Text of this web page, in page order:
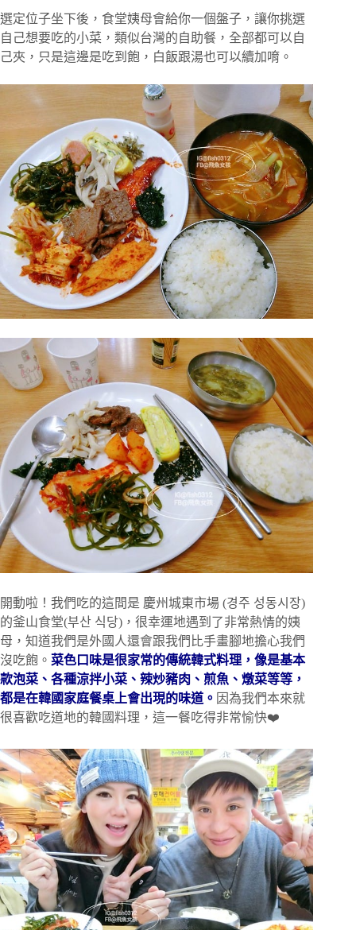
選定位子坐下後，食堂姨母會給你一個盤子，讓你挑選
自己想要吃的小菜，類似台灣的自助餐，全部都可以自
己夾，只是這邊是吃到飽，白飯跟湯也可以續加唷。
開動啦！我們吃的這間是 慶州城東市場 (경주 성동시장)
的釜山食堂(부산 식당)，很幸運地遇到了非常熱情的姨
母，知道我們是外國人還會跟我們比手畫腳地擔心我們
沒吃飽。 菜色口味是很家常的傳統韓式料理，像是基本
款泡菜、各種涼拌小菜、辣炒豬肉、煎魚、燉菜等等，
都是在韓國家庭餐桌上會出現的味道。 因為我們本來就
很喜歡吃道地的韓國料理，這一餐吃得非常愉快❤️